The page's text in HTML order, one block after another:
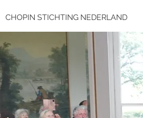
CHOPIN STICHTING NEDERLAND